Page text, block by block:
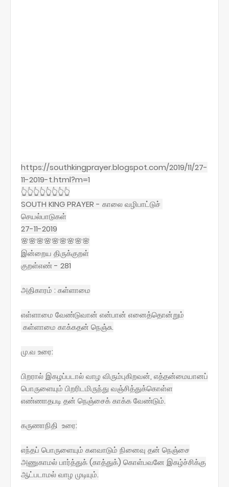
https://southkingprayer.blogspot.com/2019/11/27-
11-2019-t.html?m=1
👆👆👆👆👆👆👆👆
SOUTH KING PRAYER - காலை வழிபாட்டுச்
செயல்பாடுகள்
27-11-2019
🌸🌸🌸🌸🌸🌸🌸🌸🌸
இன்றைய திருக்குறள்
குறள்எண் - 281
அதிகாரம் : கள்ளாமை
எள்ளாமை வேண்டுவான் என்பான் எனைத்தொன்றும்
கள்ளாமை காக்கதன் நெஞ்சு.
மு.வ உரை:
பிறரால் இகழப்படால் வாழ விரும்புகிறவன், எத்தன்மையானப்
பொருளையும் பிறரிடமிருந்து வஞ்சித்துக்கொள்ள
எண்ணாதபடி தன் நெஞ்சைக் காக்க வேண்டும்.
கருணாநிதி உரை:
எந்தப் பொருளையும் களவாடும் நினைவு தன் நெஞ்சை
அணுகாமல் பார்த்துக் (காத்துக்) கொள்பவனே இகழ்ச்சிக்கு
ஆட்படாமல் வாழ முடியும்.